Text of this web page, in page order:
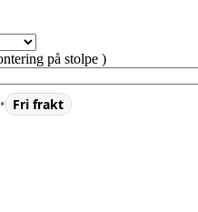
på stolpe )
• Fri frakt